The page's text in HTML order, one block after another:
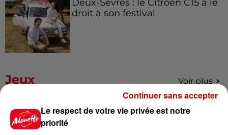
Deux-Sèvres : le Citroën C15 a le
droit à son festival
Jeux Voir plus
Gagnez vos places pour le
Festival du Roi Arthur 2026 !
Le respect de votre vie privée est notre
priorité
Continuer sans accepter